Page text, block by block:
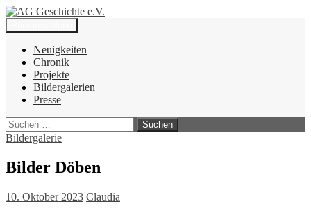
Zum
Inhalt
springen
AG Geschichte e.V.
Suchen
Neuigkeiten
Chronik
Projekte
Bildergalerien
Presse
Suchen
nach:
Bildergalerie
Bilder Döben
10. Oktober 2023 Claudia